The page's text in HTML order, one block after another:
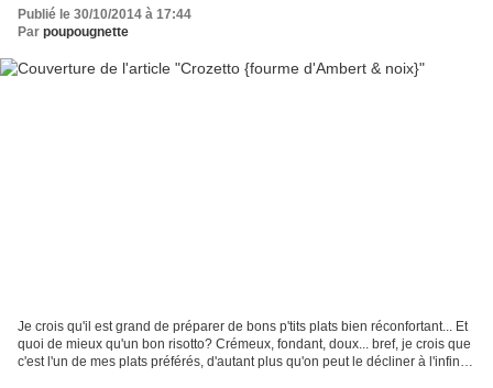
Publié le 30/10/2014 à 17:44
Par poupougnette
Je crois qu'il est grand de préparer de bons p'tits plats bien réconfortant... Et
quoi de mieux qu'un bon risotto? Crémeux, fondant, doux... bref, je crois que
c'est l'un de mes plats préférés, d'autant plus qu'on peut le décliner à l'infini...